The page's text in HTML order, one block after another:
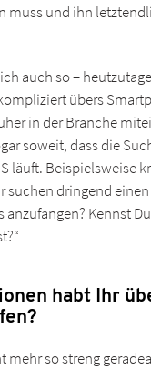
muss und ihn
auch so –
übers
in der Branche
soweit, dass die
läuft. Beispielsweise
suchen dringend
anzufangen? Kennst
habt Ihr
mehr so streng